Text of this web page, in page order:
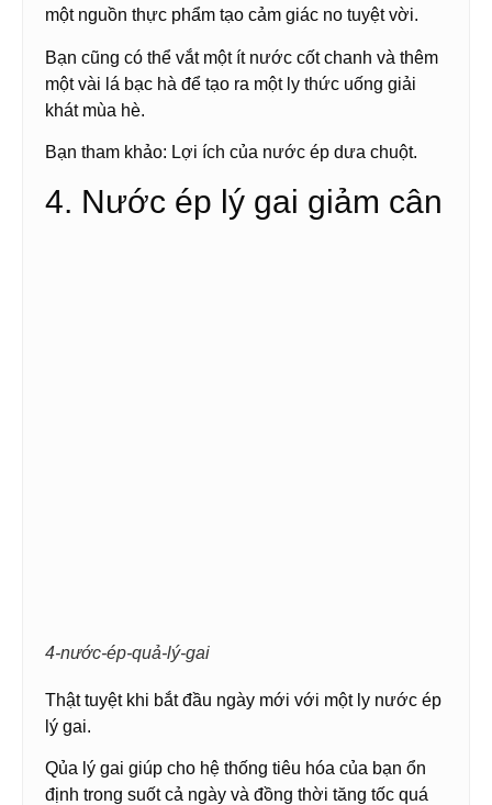
một nguồn thực phẩm tạo cảm giác no tuyệt vời.
Bạn cũng có thể vắt một ít nước cốt chanh và thêm
một vài lá bạc hà để tạo ra một ly thức uống giải
khát mùa hè.
Bạn tham khảo: Lợi ích của nước ép dưa chuột.
4. Nước ép lý gai giảm cân
4-nước-ép-quả-lý-gai
Thật tuyệt khi bắt đầu ngày mới với một ly nước ép
lý gai.
Qủa lý gai giúp cho hệ thống tiêu hóa của bạn ổn
định trong suốt cả ngày và đồng thời tăng tốc quá